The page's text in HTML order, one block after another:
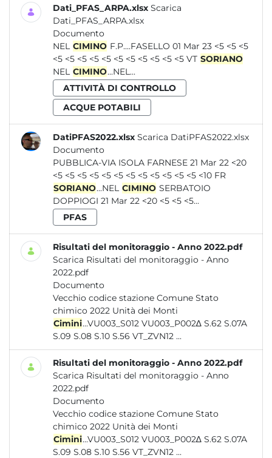
Dati_PFAS_ARPA.xlsx Scarica
Dati_PFAS_ARPA.xlsx
Documento
NEL CIMINO F.P....FASELLO 01 Mar 23 <5 <5 <5
<5 <5 <5 <5 <5 <5 <5 <5 <5 <5 <5 VT SORIANO
NEL CIMINO...NEL...
ATTIVITÀ DI CONTROLLO
ACQUE POTABILI
DatiPFAS2022.xlsx Scarica DatiPFAS2022.xlsx
Documento
PUBBLICA-VIA ISOLA FARNESE 21 Mar 22 <20
<5 <5 <5 <5 <5 <5 <5 <5 <5 <5 <5 <5 <10 FR
SORIANO...NEL CIMINO SERBATOIO
DOPPIOGI 21 Mar 22 <20 <5 <5 <5...
PFAS
Risultati del monitoraggio - Anno 2022.pdf
Scarica Risultati del monitoraggio - Anno
2022.pdf
Documento
Vecchio codice stazione Comune Stato
chimico 2022 Unità dei Monti
Cimini...VU003_S012 VU003_P002∆ S.62 S.07A
S.09 S.08 S.10 S.56 VT_ZVN12 ...
Risultati del monitoraggio - Anno 2022.pdf
Scarica Risultati del monitoraggio - Anno
2022.pdf
Documento
Vecchio codice stazione Comune Stato
chimico 2022 Unità dei Monti
Cimini...VU003_S012 VU003_P002∆ S.62 S.07A
S.09 S.08 S.10 S.56 VT_ZVN12 ...